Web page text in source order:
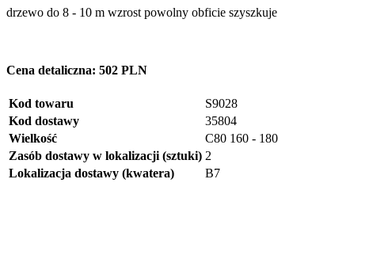
drzewo do 8 - 10 m wzrost powolny obficie szyszkuje
Cena detaliczna: 502 PLN
Kod towaru
S9028
Kod dostawy
35804
Wielkość
C80 160 - 180
Zasób dostawy w lokalizacji (sztuki) 2
Lokalizacja dostawy (kwatera)
B7